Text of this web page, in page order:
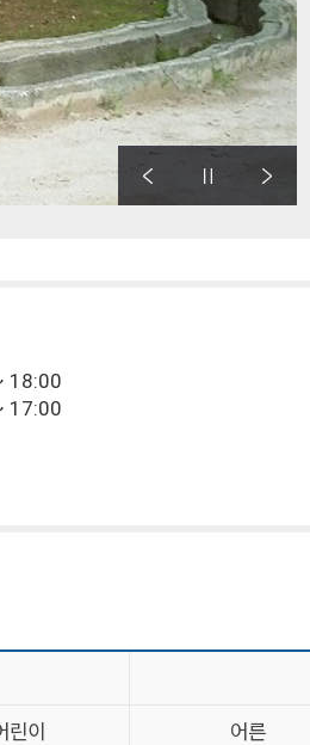
18:00
17:00
린이 어른